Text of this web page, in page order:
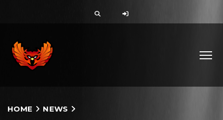
HOME
NEWS